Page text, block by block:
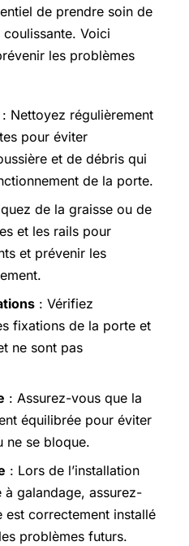
de prendre soin de
Voici
les problèmes
: Nettoyez régulièrement
pour éviter
et de débris qui
de la porte.
de la graisse ou de
et les rails pour
et prévenir les
: Vérifiez
fixations de la porte et
ne sont pas
: Assurez-vous que la
équilibrée pour éviter
ne se bloque.
: Lors de l’installation
à galandage, assurez-
est correctement installé
problèmes futurs.